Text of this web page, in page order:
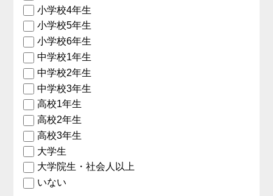
小学校4年生
小学校5年生
小学校6年生
中学校1年生
中学校2年生
中学校3年生
高校1年生
高校2年生
高校3年生
大学生
大学院生・社会人以上
いない